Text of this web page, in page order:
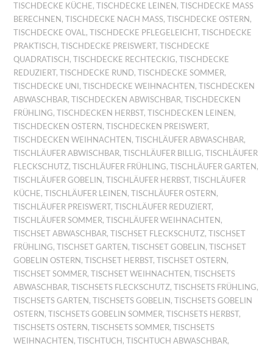
TISCHDECKE KÜCHE,TISCHDECKE LEINEN,TISCHDECKE MASS B
ERECHNEN
,TISCHDECKE NACH MASS ,TISCHDECKE OSTERN,
TISCHDECKE OVAL ,TISCHDECKE PFLEGELEICHT,TISCHDECKE
PRAKTISCH,TISCHDECKE PREISWERT,TISCHDECKE
QUADRATISCH,TISCHDECKE RECHTECKIG,TISCHDECKE
REDUZIERT,TISCHDECKE RUND,TISCHDECKE SOMMER,
TISCHDECKE UNI,TISCHDECKE WEIHNACHTEN,TISCHDECKEN
ABWASCHBAR,TISCHDECKEN ABWISCHBAR,TISCHDECKEN
FRÜHLING,TISCHDECKEN HERBST,TISCHDECKEN LEINEN,
TISCHDECKEN OSTERN,TISCHDECKEN PREISWERT,
TISCHDECKEN WEIHNACHTEN,TISCHLÄUFER ABWASCHBAR,
TISCHLÄUFER ABWISCHBAR,TISCHLÄUFER BILLIG,TISCHLÄUFER
FLECKSCHUTZ,TISCHLÄUFER FRÜHLING,TISCHLÄUFER GARTEN,
TISCHLÄUFER GOBELIN,TISCHLÄUFER HERBST,TISCHLÄUFER
KÜCHE,TISCHLÄUFER LEINEN,TISCHLÄUFER OSTERN,
TISCHLÄUFER PREISWERT,TISCHLÄUFER REDUZIERT,
TISCHLÄUFER SOMMER,TISCHLÄUFER WEIHNACHTEN,
TISCHSET ABWASCHBAR,TISCHSET FLECKSCHUTZ,TISCHSET
FRÜHLING,TISCHSET GARTEN,TISCHSET GOBELIN,TISCHSET
GOBELIN OSTERN,TISCHSET HERBST,TISCHSET OSTERN,
TISCHSET SOMMER,TISCHSET WEIHNACHTEN,TISCHSETS
ABWASCHBAR,TISCHSETS FLECKSCHUTZ,TISCHSETS FRÜHLING,
TISCHSETS GARTEN,TISCHSETS GOBELIN,TISCHSETS GOBELIN
OSTERN,TISCHSETS GOBELIN SOMMER,TISCHSETS HERBST,
TISCHSETS OSTERN,TISCHSETS SOMMER,TISCHSETS
WEIHNACHTEN,TISCHTUCH,TISCHTUCH ABWASCHBAR,